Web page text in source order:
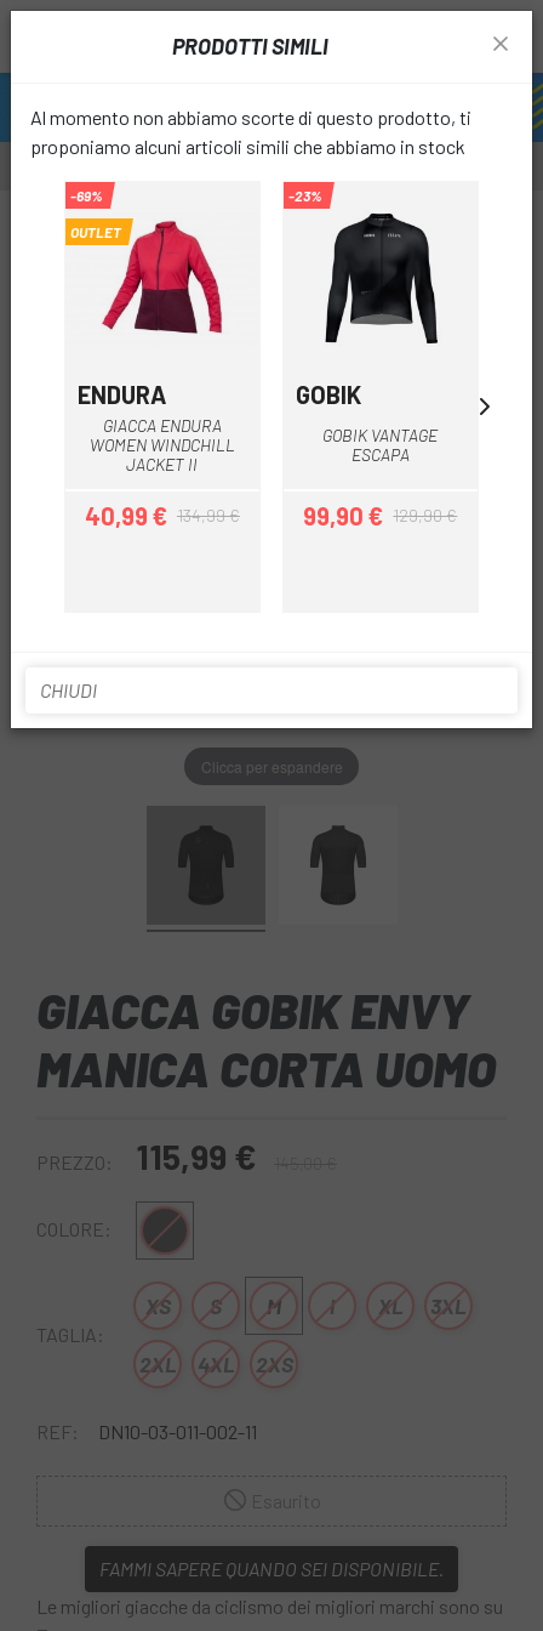
Clicca per espandere
GIACCA GOBIK ENVY
MANICA CORTA UOMO
PREZZO: 115,99 €
COLORE: Nero
TAGLIA:
XS S M l XL 3XL
2XL 4XL 2XS
REF: DN10-03-011-002-11
FAMMI SAPERE QUANDO SEI DISPONIBILE.
PRODOTTI SIMILI
Al momento non abbiamo scorte di questo prodotto, ti
proponiamo alcuni articoli simili che abbiamo in stock
-69%
OUTLET
ENDURA
GIACCA ENDURA
WOMEN WINDCHILL
JACKET II
Prezzo
40,99 €Prezzo base
134,99 €
-23%
GOBIK
GOBIK VANTAGE
ESCAPA
Prezzo
99,90 €Prezzo base
129,90 €
CHIUDI
Le migliori giacche da ciclismo dei migliori marchi sono su